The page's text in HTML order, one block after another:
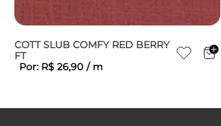
COTT SLUB COMFY RED BERRY
FT
Por: R$ 26,90 / m